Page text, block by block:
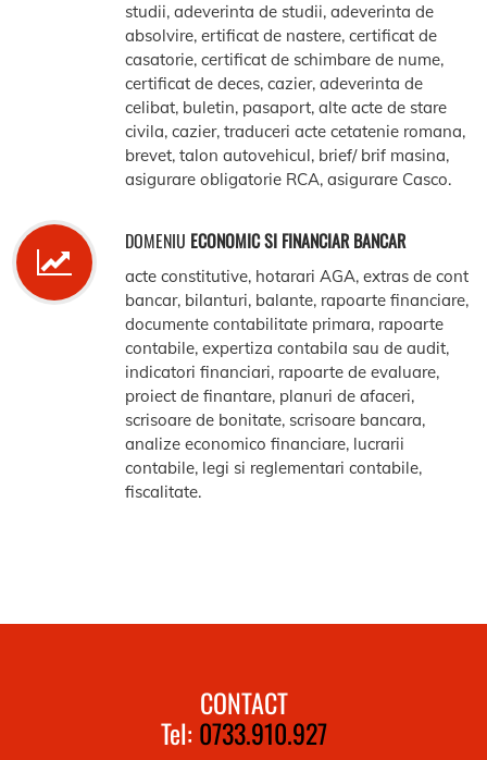
studii, adeverinta de studii, adeverinta de
absolvire, ertificat de nastere, certificat de
casatorie, certificat de schimbare de nume,
certificat de deces, cazier, adeverinta de
celibat, buletin, pasaport, alte acte de stare
civila, cazier, traduceri acte cetatenie romana,
brevet, talon autovehicul, brief/ brif masina,
asigurare obligatorie RCA, asigurare Casco.
DOMENIU ECONOMIC SI FINANCIAR BANCAR
acte constitutive, hotarari AGA, extras de cont
bancar, bilanturi, balante, rapoarte financiare,
documente contabilitate primara, rapoarte
contabile, expertiza contabila sau de audit,
indicatori financiari, rapoarte de evaluare,
proiect de finantare, planuri de afaceri,
scrisoare de bonitate, scrisoare bancara,
analize economico financiare, lucrarii
contabile, legi si reglementari contabile,
fiscalitate.
CONTACT
Tel: 0733.910.927